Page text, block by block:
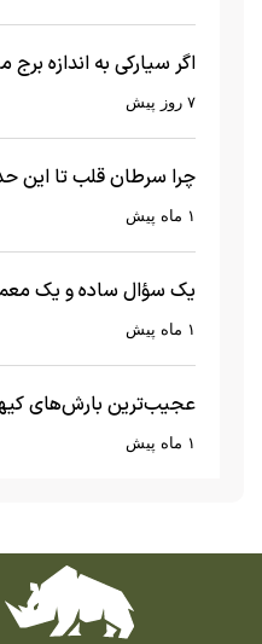
اگر سیارکی به اندازه
چه اتفاقی می‌افتد؟
۷ روز پیش
چرا سرطان قلب تا این
عجیبی که در بدن اتفاق۱ ماه پیش
یک سؤال ساده و یک
بیگ‌بنگ و آغاز جهان۱ ماه پیش
عجیب‌ترین بارش‌های
گران‌قیمت تا بارش آهن۱ ماه پیش